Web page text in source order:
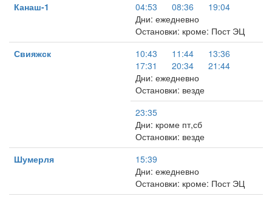
Канаш-1
04:53 08:36
19:04
Дни: ежедневно
Остановки: кроме: Пост ЭЦ
Свияжск
10:43 11:44
13:36
17:31
20:34
21:44
Дни: ежедневно
Остановки: везде
23:35
Дни: кроме пт,сб
Остановки: везде
Шумерля
15:39
Дни: ежедневно
Остановки: кроме: Пост ЭЦ